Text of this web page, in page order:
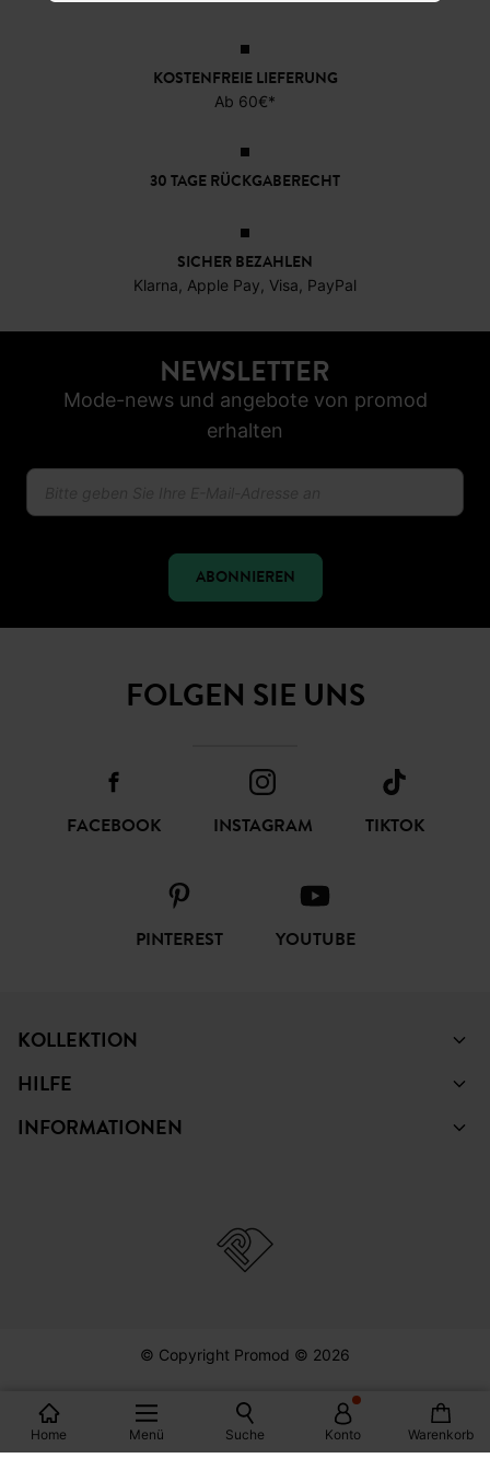
Home Menü Suche Konto Warenkorb
KOSTENFREIE LIEFERUNG
Ab 60€*
30 TAGE RÜCKGABERECHT
SICHER BEZAHLEN
NEWSLETTER
Mode-news und angebote von promod
FOLGEN SIE UNS
INSTAGRAM
© Copyright Promod © 2026